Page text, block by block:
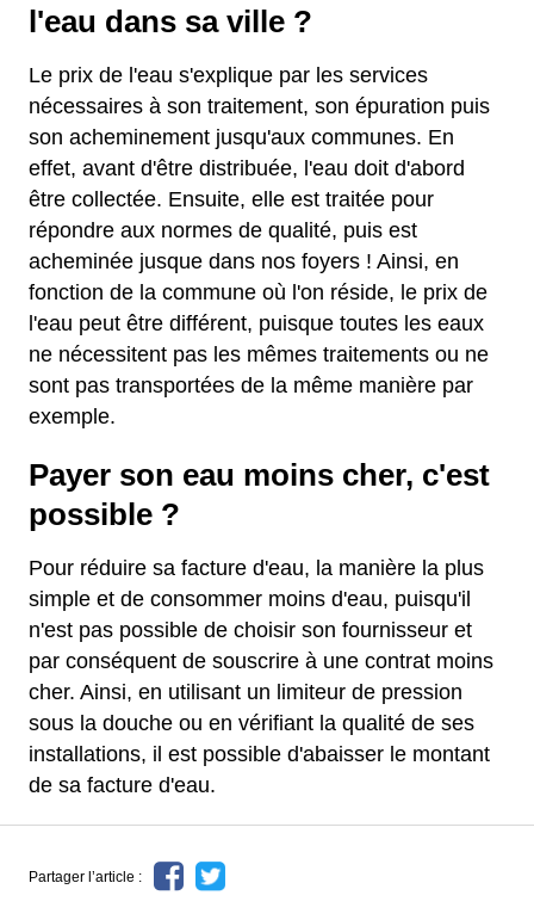
l'eau dans sa ville ?
Le prix de l'eau s'explique par les services
nécessaires à son traitement, son épuration puis
son acheminement jusqu'aux communes. En
effet, avant d'être distribuée, l'eau doit d'abord
être collectée. Ensuite, elle est traitée pour
répondre aux normes de qualité, puis est
acheminée jusque dans nos foyers ! Ainsi, en
fonction de la commune où l'on réside, le prix de
l'eau peut être différent, puisque toutes les eaux
ne nécessitent pas les mêmes traitements ou ne
sont pas transportées de la même manière par
exemple.
Payer son eau moins cher, c'est
possible ?
Pour réduire sa facture d'eau, la manière la plus
simple et de consommer moins d'eau, puisqu'il
n'est pas possible de choisir son fournisseur et
par conséquent de souscrire à une contrat moins
cher. Ainsi, en utilisant un limiteur de pression
sous la douche ou en vérifiant la qualité de ses
installations, il est possible d'abaisser le montant
de sa facture d'eau.
Partager l’article :